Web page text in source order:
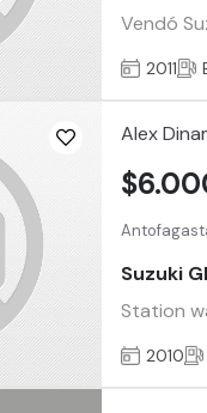
Vendó
2011
Alex
Suzuki
Station
2010